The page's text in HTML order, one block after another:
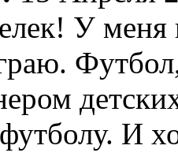
У меня
И